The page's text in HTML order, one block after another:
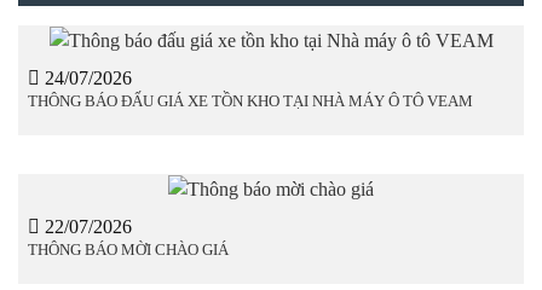
24/07/2026
THÔNG BÁO ĐẤU GIÁ XE TỒN KHO TẠI NHÀ MÁY Ô TÔ VEAM
22/07/2026
THÔNG BÁO MỜI CHÀO GIÁ